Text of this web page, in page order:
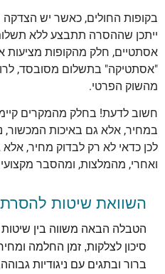
בקופות החולים, כאשר יש הצדקה
ייתכן שההסרה תתבצע ללא
אסתטיים, חלק מהקופות
"אסתטיקה" בתשלום מסובסד,
מהשוק הפרטי.
חשוב לדעת! בחלק מהמקרים
במחיר, אלא גם באיכות המכשור,
לכן כדאי לא רק לבדוק מחיר,
ואחרי, מהמלצות, ומהסבר
השוואת שיטות
הטבלה הבאה משווה בין שיטות
סיכון לצלקות, זמן החלמה
ברור ובתגים עם ניגודיות